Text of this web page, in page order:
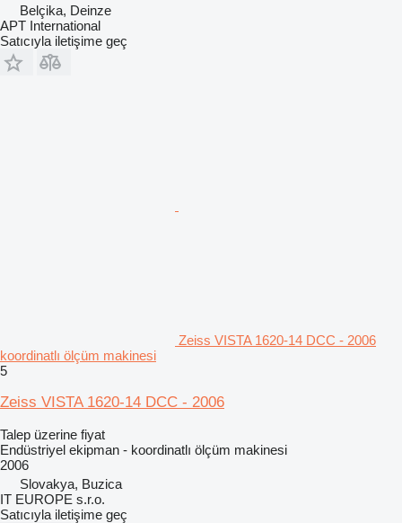
Belçika, Deinze
APT International
Satıcıyla iletişime geç
Zeiss VISTA 1620-14 DCC - 2006
koordinatlı ölçüm makinesi
5
Zeiss VISTA 1620-14 DCC - 2006
Talep üzerine fiyat
Endüstriyel ekipman - koordinatlı ölçüm makinesi
2006
Slovakya, Buzica
IT EUROPE s.r.o.
Satıcıyla iletişime geç